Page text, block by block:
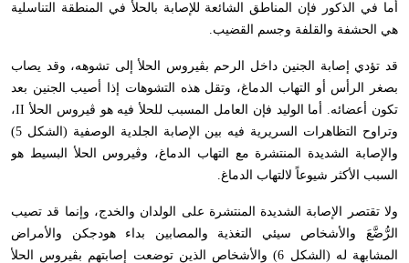
أما في الذكور فإن المناطق الشائعة للإصابة بالحلأ في المنطقة التناسلية
هي الحشفة والقلفة وجسم القضيب.
قد تؤدي إصابة الجنين داخل الرحم بڤيروس الحلأ إلى تشوهه، وقد يصاب
بصغر الرأس أو التهاب الدماغ، وتقل هذه التشوهات إذا أصيب الجنين بعد
تكون أعضائه. أما الوليد فإن العامل المسبب للحلأ فيه هو ڤيروس الحلأ II،
وتراوح التظاهرات السريرية فيه بين الإصابة الجلدية الوصفية (الشكل 5)
والإصابة الشديدة المنتشرة مع التهاب الدماغ، وڤيروس الحلأ البسيط هو
السبب الأكثر شيوعاً لالتهاب الدماغ.
ولا تقتصر الإصابة الشديدة المنتشرة على الولدان والخدج، وإنما قد تصيب
الرُّضَّعَ والأشخاص سيئي التغذية والمصابين بداء هودجكن والأمراض
المشابهة له (الشكل 6) والأشخاص الذين توضعت إصابتهم بڤيروس الحلأ